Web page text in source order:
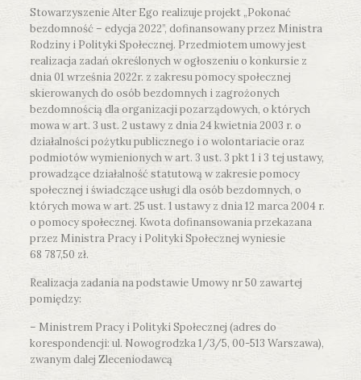
Stowarzyszenie Alter Ego realizuje projekt „Pokonać
bezdomność – edycja 2022”, dofinansowany przez Ministra
Rodziny i Polityki Społecznej. Przedmiotem umowy jest
realizacja zadań określonych w ogłoszeniu o konkursie z
dnia 01 września 2022r. z zakresu pomocy społecznej
skierowanych do osób bezdomnych i zagrożonych
bezdomnością dla organizacji pozarządowych, o których
mowa w art. 3 ust. 2 ustawy z dnia 24 kwietnia 2003 r. o
działalności pożytku publicznego i o wolontariacie oraz
podmiotów wymienionych w art. 3 ust. 3 pkt 1 i 3 tej ustawy,
prowadzące działalność statutową w zakresie pomocy
społecznej i świadczące usługi dla osób bezdomnych, o
których mowa w art. 25 ust. 1 ustawy z dnia 12 marca 2004 r.
o pomocy społecznej. Kwota dofinansowania przekazana
przez Ministra Pracy i Polityki Społecznej wyniesie
68 787,50 zł.
Realizacja zadania na podstawie Umowy nr 50 zawartej
pomiędzy:
– Ministrem Pracy i Polityki Społecznej (adres do
korespondencji: ul. Nowogrodzka 1/3/5, 00-513 Warszawa),
zwanym dalej Zleceniodawcą